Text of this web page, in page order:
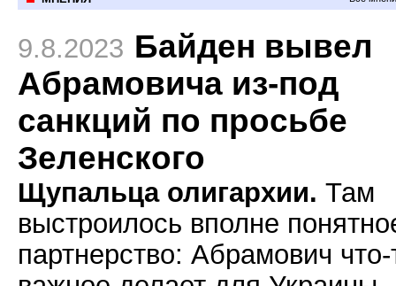
9.8.2023 Байден вывел
Абрамовича из-под
санкций по просьбе
Зеленского
Щупальца олигархии. Там
выстроилось вполне
партнерство: Абрамович что-